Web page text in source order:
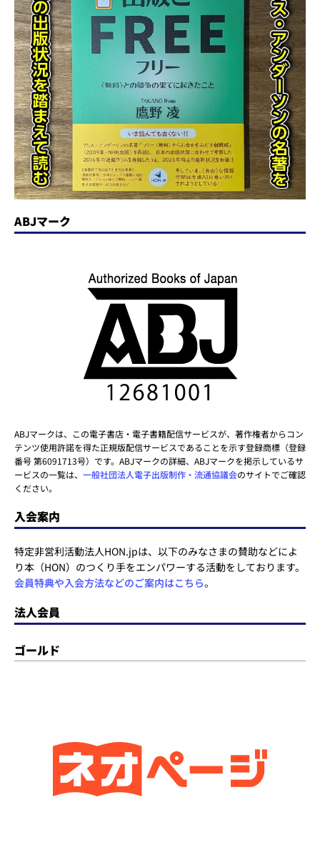
ABJマーク
ABJマークは、この電子書店・電子書籍配信サービスが、著作権者からコン
テンツ使用許諾を得た正規版配信サービスであることを示す登録商標（登録
番号 第6091713号）です。ABJマークの詳細、ABJマークを掲示しているサ
ービスの一覧は、 一般社団法人電子出版制作・流通協議会のサイトでご確認
ください。
入会案内
特定非営利活動法人HON.jpは、以下のみなさまの賛助などによ
り本（HON）のつくり手をエンパワーする活動をしております。
会員特典や入会方法などのご案内はこちら。
法人会員
ゴールド